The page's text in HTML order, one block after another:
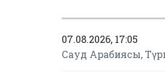
07.08.2026, 17:05
Сауд Арабиясы,